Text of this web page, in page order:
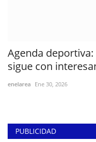
Agenda
sigue con
enelarea Ene 30, 2026
PUBLICIDAD